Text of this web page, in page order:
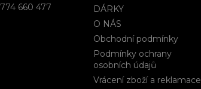
660 477
DÁRKY
O NÁS
Obchodní podmínky
Podmínky ochrany
osobních údajů
Vrácení zboží a reklamace